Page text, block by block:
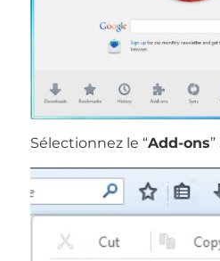
Sélectionnez le “Add-ons